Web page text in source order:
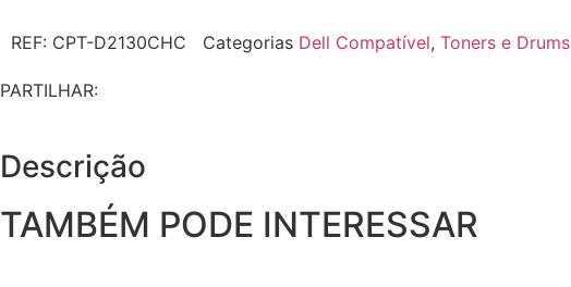
REF: CPT-D2130CHC Categorias Dell Compatível, Toners e Drums
PARTILHAR:
Descrição
TAMBÉM PODE INTERESSAR